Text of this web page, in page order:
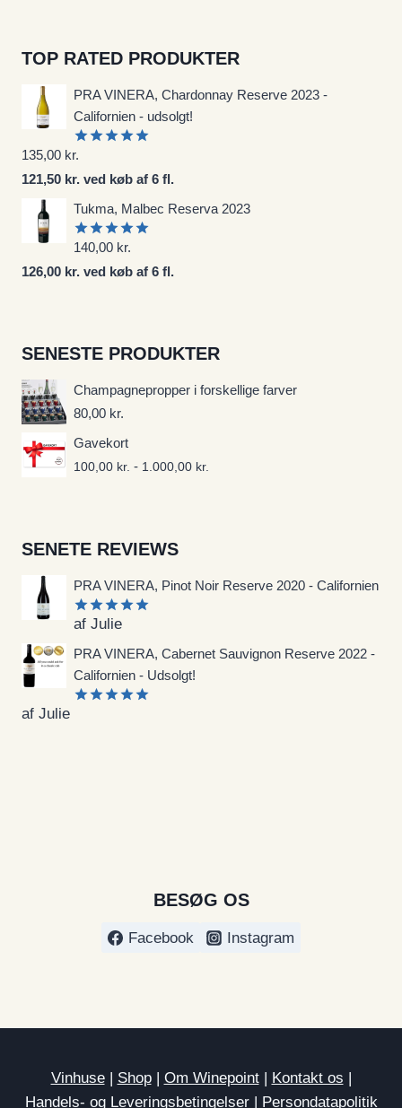
TOP RATED PRODUKTER
PRA VINERA, Chardonnay Reserve 2023 -
Californien - udsolgt!
Vurderet
ud af
5
135,00 kr.
121,50 kr. ved køb af 6 fl.
Tukma, Malbec Reserva 2023
Vurderet
ud af
5
140,00 kr.
126,00 kr. ved køb af 6 fl.
SENESTE PRODUKTER
Champagnepropper i forskellige farver
80,00 kr.
Gavekort
100,00 kr. - 1.000,00 kr.
SENETE REVIEWS
PRA VINERA, Pinot Noir Reserve 2020 - Californien
Vurderet
af Julie
PRA VINERA, Cabernet Sauvignon Reserve 2022 -
Californien - Udsolgt!
af Julie
BESØG OS
Facebook Instagram
Vinhuse| Shop| Om Winepoint| Kontakt os
Handels- og Leveringsbetingelser| Persondatapolitik